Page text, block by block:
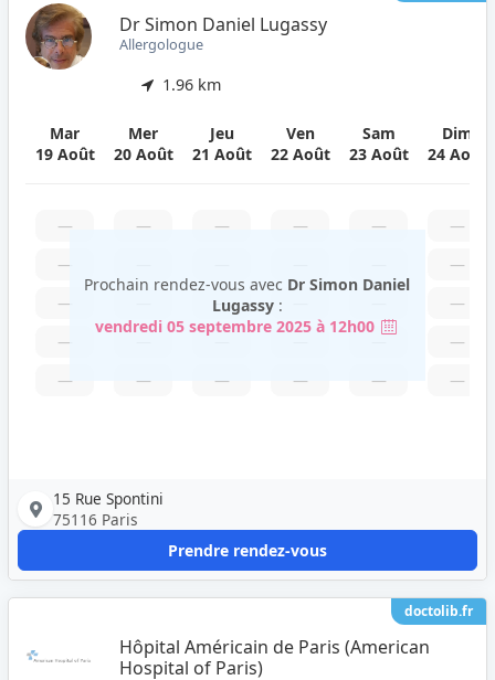
Dr Simon Daniel Lugassy
Allergologue
1.96 km
Mar
19 Août
Mer
20 Août
Jeu
21 Août
Ven
22 Août
Sam
23 Août
Dim
24 Août
—
—
—
—
—
—
—
—
—
—
—
—
—
—
—
—
—
—
—
Prochain rendez-vous avec Dr Simon Daniel
Lugassy :
vendredi 05 septembre 2025 à 12h00
15 Rue Spontini
75116 Paris
Prendre rendez-vous
doctolib.fr
Hôpital Américain de Paris (American
Hospital of Paris)